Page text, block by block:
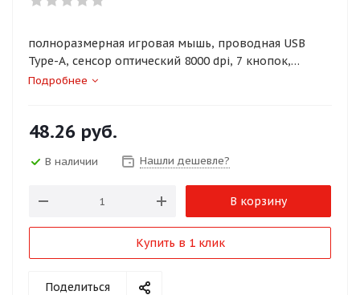
полноразмерная игровая мышь, проводная USB
Type-A, сенсор оптический 8000 dpi, 7 кнопок,
колесо с нажатием, цвет черный
Подробнее
48.26 руб.
В наличии Нашли дешевле?
В корзину
Купить в 1 клик
Поделиться